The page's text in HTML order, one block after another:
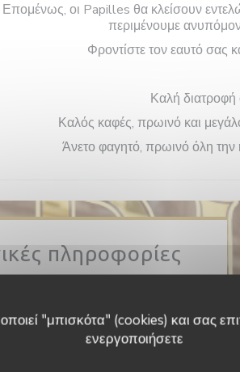
"μπισκότα" (cookies) και σας
ενεργοποιήσετε
Επομένως, οι Papilles θα κλείσουν
περιμένουμε
Φροντίστε τον εαυτό σας
Καλή
Καλός καφές, πρωινό και
Άνετο φαγητό, πρωινό όλη την
πληροφορίες
Τύπος επιχείρησης
Brunch, καφετέρια